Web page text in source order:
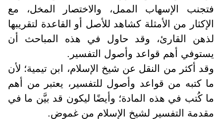
فتجنب الإسهاب الممل، والاختصار المخل، مع
الإكثار من الأمثلة كشاهد للأصل أو القاعدة لتقريبها
لذهن القارئ، وقد حاول في هذه المباحث أن
يستوفي أهم قواعد وأصول التفسير.
وقد أكثر من النقل عن شيخ الإسلام، ابن تيمية؛ لأن
ما كتبه من قواعد وأصول للتفسير، يعتبر من أهم
ما كُتب في هذه المادة؛ وأيضًا ليكون قد بيَّن ما في
مقدمة التفسير لشيخ الإسلام من غموض.